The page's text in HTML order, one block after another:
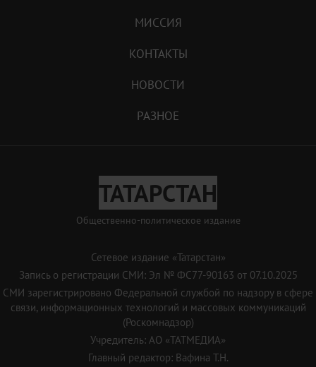
МИССИЯ
КОНТАКТЫ
НОВОСТИ
РАЗНОЕ
ТАТАРСТАН
Общественно-политическое издание
Сетевое издание «Татарстан»
Запись о регистрации СМИ: Эл № ФС77-90163 от 07.10.2025
СМИ зарегистрировано Федеральной службой по надзору в сфере
связи, информационных технологий и массовых коммуникаций
(Роскомнадзор)
Учредитель: АО «ТАТМЕДИА»
Главный редактор: Вафина Т.Н.